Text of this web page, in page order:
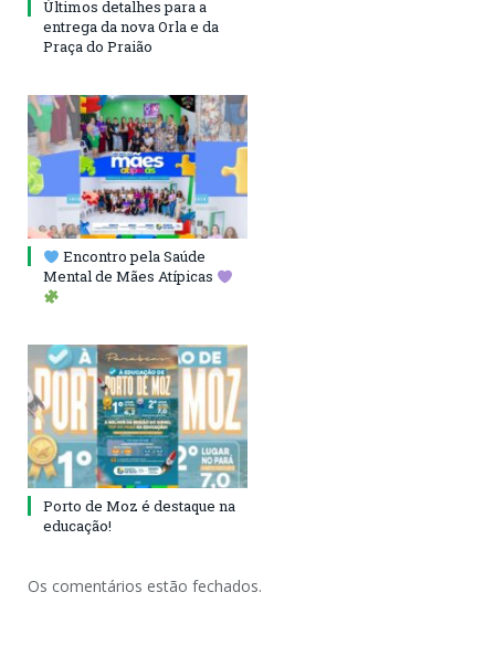
Últimos detalhes para a
entrega da nova Orla e da
Praça do Praião
Encontro pela Saúde
Mental de Mães Atípicas
Porto de Moz é destaque na
educação!
Os comentários estão fechados.